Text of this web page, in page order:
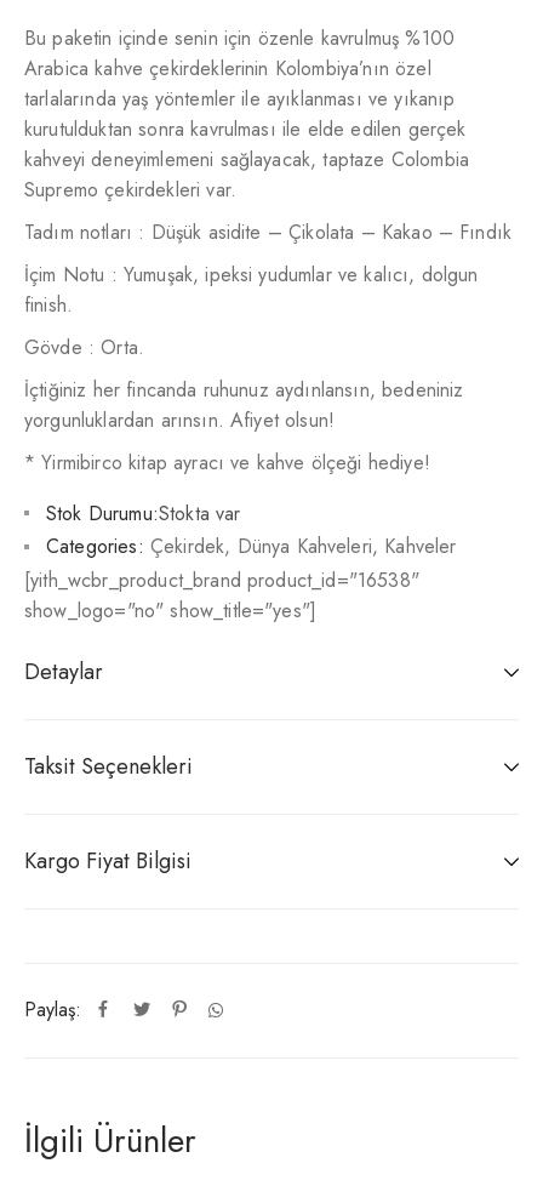
Bu paketin içinde senin için özenle kavrulmuş %100
Arabica kahve çekirdeklerinin Kolombiya’nın özel
tarlalarında yaş yöntemler ile ayıklanması ve yıkanıp
kurutulduktan sonra kavrulması ile elde edilen gerçek
kahveyi deneyimlemeni sağlayacak, taptaze Colombia
Supremo çekirdekleri var.
Tadım notları : Düşük asidite – Çikolata – Kakao – Fındık
İçim Notu : Yumuşak, ipeksi yudumlar ve kalıcı, dolgun
finish.
Gövde : Orta.
İçtiğiniz her fincanda ruhunuz aydınlansın, bedeniniz
yorgunluklardan arınsın. Afiyet olsun!
* Yirmibirco kitap ayracı ve kahve ölçeği hediye!
Stok Durumu:Stokta var
Paylaş:
Categories: Çekirdek, Dünya Kahveleri, Kahveler
[yith_wcbr_product_brand product_id="16538"
show_logo="no" show_title="yes"]
Detaylar
Taksit Seçenekleri
Kargo Fiyat Bilgisi
İlgili Ürünler